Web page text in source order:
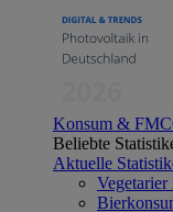
Konsum &
Beliebte
Aktuelle